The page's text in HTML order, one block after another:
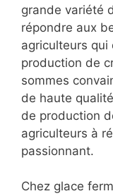
grande variété
répondre aux
agriculteurs qui
production de
sommes
de haute
de production
agriculteurs à
passionnant.
Chez glace